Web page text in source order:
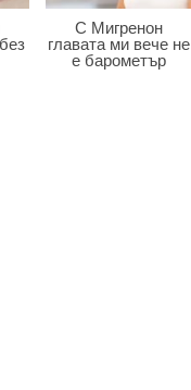
С Мигренон
главата ми вече не
е барометър